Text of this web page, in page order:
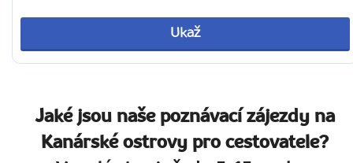
Ukaž
Jaké jsou naše poznávací zájezdy na
Kanárské ostrovy pro cestovatele?